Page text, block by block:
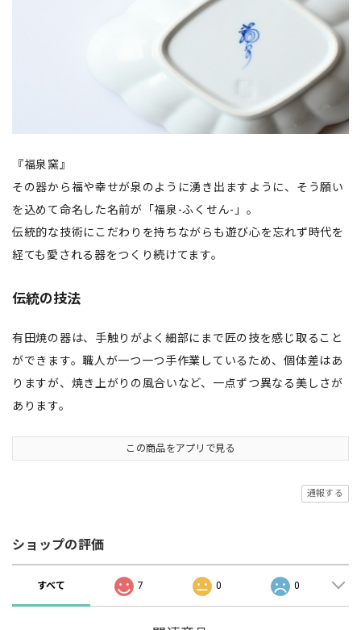
『福泉窯』
その器から福や幸せが泉のように湧き出ますように、そう願い
を込めて命名した名前が「福泉-ふくせん-」。
伝統的な技術にこだわりを持ちながらも遊び心を忘れず時代を
経ても愛される器をつくり続けてます。
伝統の技法
有田焼の器は、手触りがよく細部にまで匠の技を感じ取ること
ができます。職人が一つ一つ手作業しているため、個体差はあ
りますが、焼き上がりの風合いなど、一点ずつ異なる美しさが
あります。
この商品をアプリで見る
通報する
ショップの評価
すべて 7 0 0